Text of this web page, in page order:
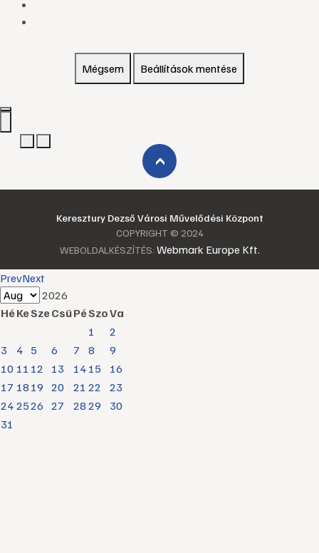
Mégsem Beállítások mentése
›
Keresztury Dezső Városi Művelődési Központ
COPYRIGHT © 2024
WEBOLDALKÉSZÍTÉS: Webmark Europe Kft.
PrevNext
2026
HéKeSzeCsüPéSzoVa
1
2
3
4 5 6 7 8
9
10 11 12 13 14 15
16
17 18 19 20 21 22
23
24 2526 27 28 29
30
31